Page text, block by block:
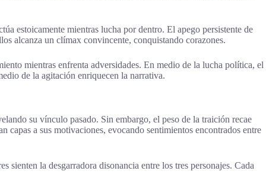
estoicamente mientras lucha por dentro. El apego persistente de
alcanza un clímax convincente, conquistando corazones.
mientras enfrenta adversidades. En medio de la lucha política, el
de la agitación enriquecen la narrativa.
su vínculo pasado. Sin embargo, el peso de la traición recae
capas a sus motivaciones, evocando sentimientos encontrados entre
la desgarradora disonancia entre los tres personajes. Cada